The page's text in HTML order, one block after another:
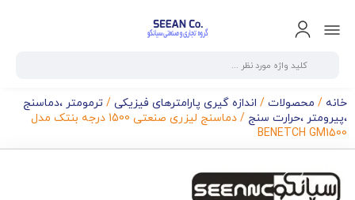
خانه / محصولات / اندازه گیری پارامترهای فیزیکی / ترمومتر ،دماسنج
،پیرومتر ،حرارت سنج
/ دماسنج لیزری صنعتی 1500 درجه بنتک مدل
BENETCH GM1500